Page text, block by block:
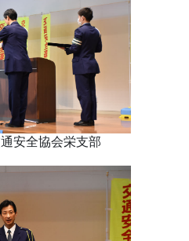
安全協会栄支部